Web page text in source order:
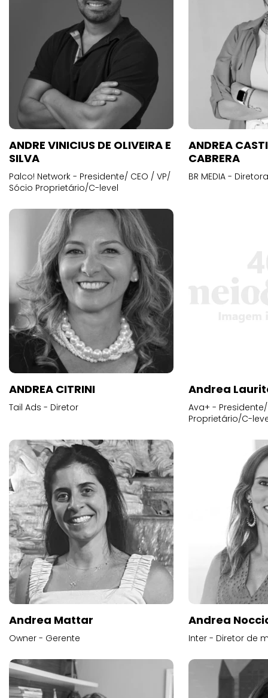
ANDRE VINICIUS DE OLIVEIRA E
SILVA
Palco! Network - Presidente/ CEO / VP/
Sócio Proprietário/C-level
ANDREA
CABRERA
BR MEDIA -
ANDREA CITRINI
Tail Ads - Diretor
Andrea
Ava+ -
Proprietário/C-
Andrea Mattar
Owner - Gerente
Andrea
Inter - Diretor de